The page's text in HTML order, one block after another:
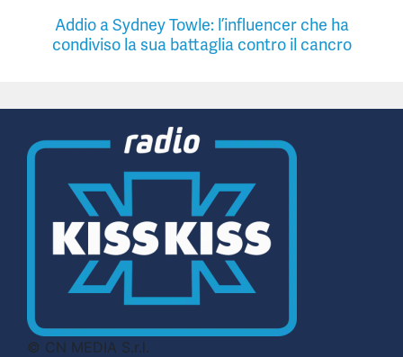
Addio a Sydney Towle: l’influencer che ha
condiviso la sua battaglia contro il cancro
© CN MEDIA S.r.l.